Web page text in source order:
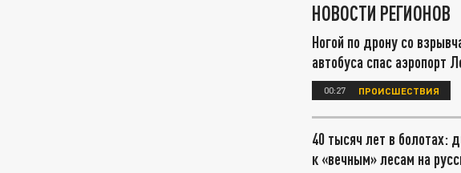
НОВОСТИ РЕГИОНОВ
Ногой по дрону со
автобуса спас аэропорт
00:27 ПРОИСШЕСТВИЯ
40 тысяч лет в болотах:
к «вечным» лесам на